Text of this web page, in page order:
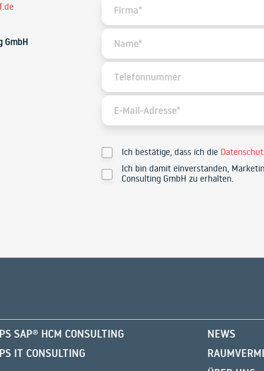
GmbH
Ich bestätige, dass ich die
Ich bin damit einverstanden,
Consulting GmbH zu erhalten.
SAP® HCM CONSULTING
IT CONSULTING
NEWS